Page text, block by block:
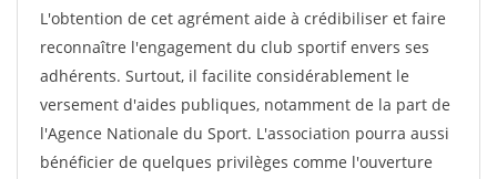
L'obtention de cet agrément aide à crédibiliser et faire
reconnaître l'engagement du club sportif envers ses
adhérents. Surtout, il facilite considérablement le
versement d'aides publiques, notamment de la part de
l'Agence Nationale du Sport. L'association pourra aussi
bénéficier de quelques privilèges comme l'ouverture